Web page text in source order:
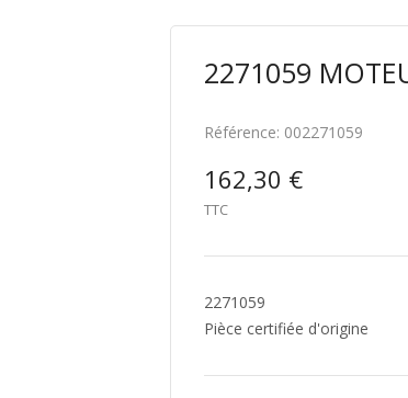
2271059
Référence: 002271059
162,30 €
TTC
2271059
Pièce certifiée d'origine